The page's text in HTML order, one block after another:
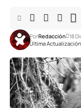
Última
PorRedacción 18